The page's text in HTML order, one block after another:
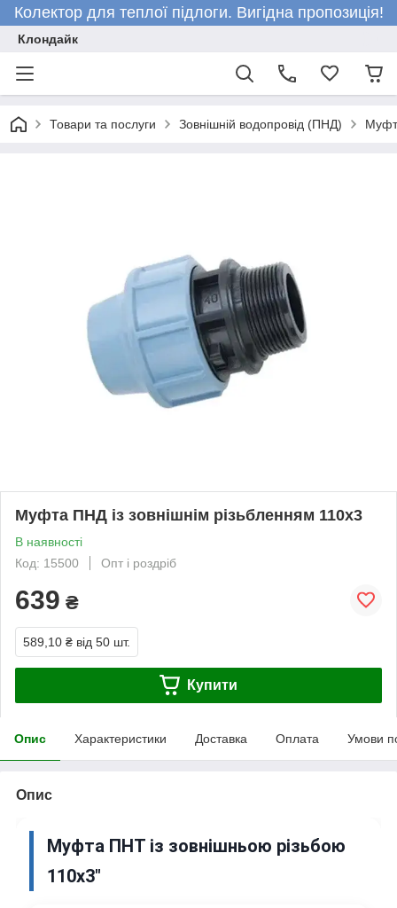
Колектор для теплої підлоги. Вигідна пропозиція!
Клондайк
Товари та послуги Зовнішній водопровід (ПНД)
Муфта ПНД із зовнішнім різьбленням 110х3
В наявності
Код: 15500
Опт і роздріб
639 ₴
589,10 ₴ від 50 шт.
Купити
Опис Характеристики Доставка Оплата Умови
Опис
Муфта ПНТ із зовнішньою різьбою
110х3"